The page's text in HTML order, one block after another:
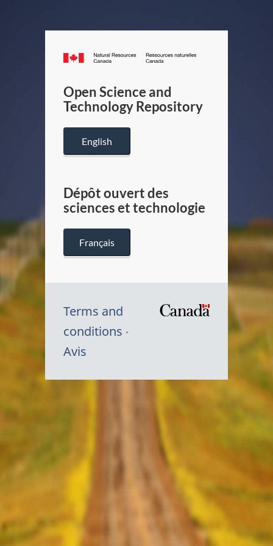
Canada.ca
/
Canada
Open Science and
Technology Repository
English
Dépôt ouvert des
sciences et technologie
Français
Terms and
conditions
Avis
Symbole
Canada